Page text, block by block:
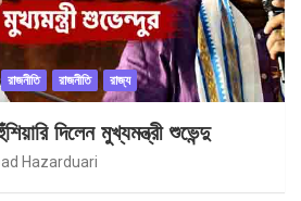
রাজনীতি রাজনীতি রাজ্য
দিলেন মুখ্যমন্ত্রী শুভেন্দু
Hazarduari